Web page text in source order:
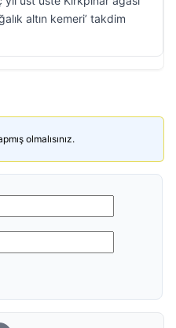
altın kemeri’ takdim
olmalısınız.